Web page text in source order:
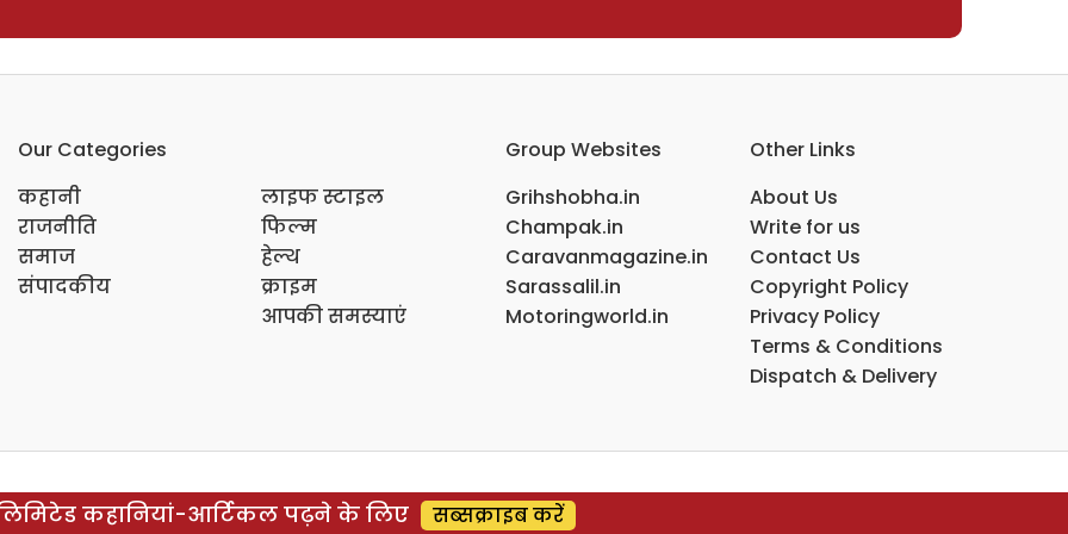
Our Categories
कहानी
राजनीति
समाज
संपादकीय
लाइफ स्टाइल
फिल्म
हेल्थ
क्राइम
आपकी समस्याएं
Group Websites
Grihshobha.in
Champak.in
Caravanmagazine.in
Sarassalil.in
Motoringworld.in
Other Links
About Us
Write for us
Contact Us
Copyright Policy
Privacy Policy
Terms & Conditions
Dispatch & Delivery
कहानियां-आर्टिकल पढ़ने के लिए सब्सक्राइब करें